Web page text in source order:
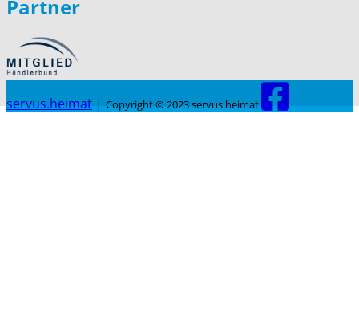
Partner
servus.heimat | Copyright © 2023 servus.heimat